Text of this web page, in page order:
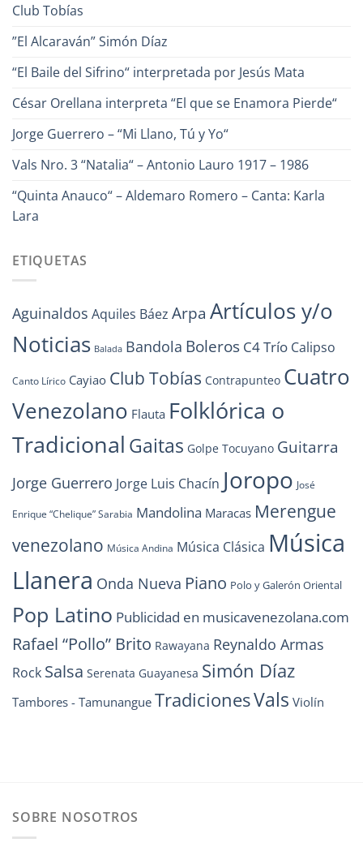
Club Tobías
”El Alcaraván” Simón Díaz
“El Baile del Sifrino“ interpretada por Jesús Mata
César Orellana interpreta “El que se Enamora Pierde“
Jorge Guerrero – “Mi Llano, Tú y Yo“
Vals Nro. 3 “Natalia“ – Antonio Lauro 1917 – 1986
“Quinta Anauco“ – Aldemaro Romero – Canta: Karla
Lara
ETIQUETAS
Aguinaldos Aquiles Báez Arpa Artículos y/o
Noticias Balada Bandola Boleros C4 Trío Calipso
Canto Lírico Cayiao Club Tobías Contrapunteo Cuatro
Venezolano Flauta Folklórica o
Tradicional Gaitas Golpe Tocuyano Guitarra
Jorge Guerrero Jorge Luis Chacín Joropo José
Enrique “Chelique” Sarabia Mandolina Maracas Merengue
venezolano Música Andina Música Clásica Música
Llanera Onda Nueva Piano Polo y Galerón Oriental
Pop Latino Publicidad en musicavenezolana.com
Rafael “Pollo” Brito Rawayana Reynaldo Armas
Rock Salsa Serenata Guayanesa Simón Díaz
Tambores - Tamunangue TradicionesVals Violín
SOBRE NOSOTROS